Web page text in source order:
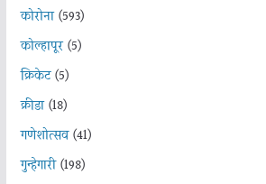
कोरोना(593)
कोल्हापूर(5)
क्रिकेट(5)
क्रीडा(18)
गणेशोत्सव(41)
गुन्हेगारी(198)